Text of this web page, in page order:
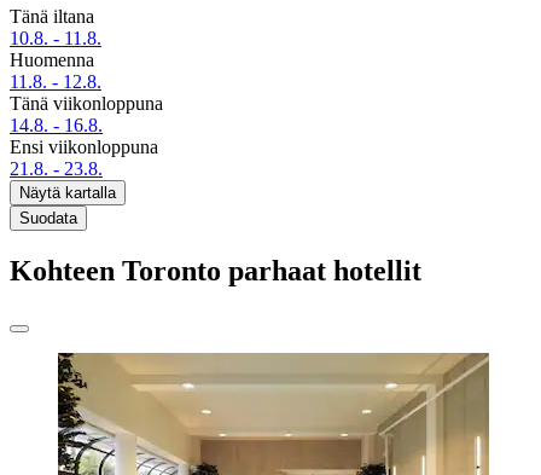
Tänä iltana
10.8. - 11.8.
Huomenna
11.8. - 12.8.
Tänä viikonloppuna
14.8. - 16.8.
Ensi viikonloppuna
21.8. - 23.8.
Näytä kartalla
Suodata
Kohteen Toronto parhaat hotellit